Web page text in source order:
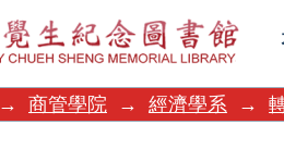
→ 商管學院 → 經濟學系 →